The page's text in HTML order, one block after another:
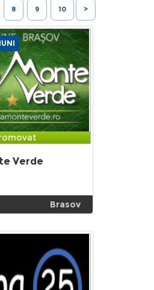
8 9 10 >
Verde
Brasov